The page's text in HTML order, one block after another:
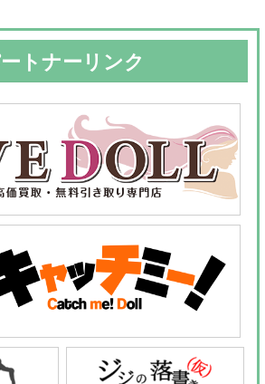
トナーリンク